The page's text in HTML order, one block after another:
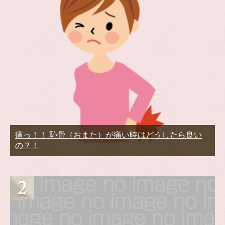
痛っ！！ 恥骨（おまた）が痛い時はどうしたら良い
の？！